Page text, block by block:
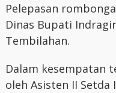
Pelepasan
Dinas Bupati
Tembilahan.
Dalam kesempatan
oleh Asisten II Setda